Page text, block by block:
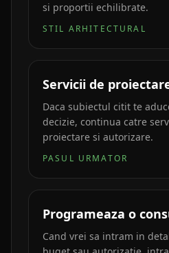
si proportii echilibrate.
STIL ARHITECTURAL
Servicii de
Daca subiectul citit te
decizie, continua catre
proiectare si autorizare.
PASUL URMATOR
Programeaza o
Cand vrei sa intram in